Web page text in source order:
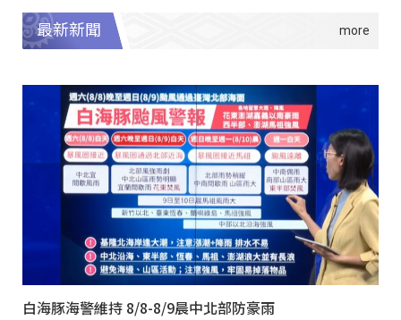
最新新聞
白海豚海警維持 8/8-8/9晨中北部防豪雨